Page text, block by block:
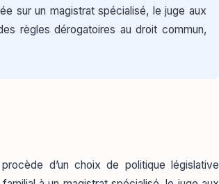
sur un magistrat spécialisé, le juge aux
règles dérogatoires au droit commun,
d’un choix de politique législative